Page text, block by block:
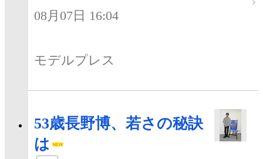
08月07日 16:04
モデルプレス
53歳長野博、若さの秘訣
は